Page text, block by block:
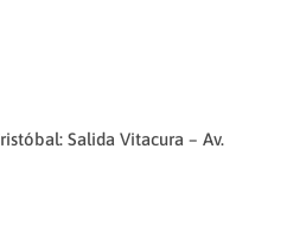
Salida Vitacura – Av.